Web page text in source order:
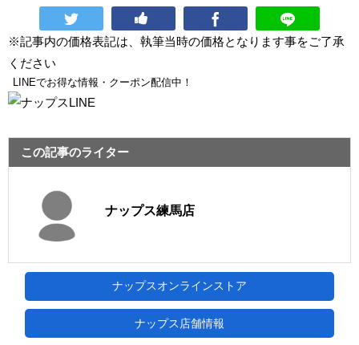
※記事内の価格表記は、執筆当時の価格となります事をご了承
ください
LINEでお得な情報・クーポン配信中！
この記事のライター
ナップス練馬店
ナップスオンラインストア
ナップス店舗情報